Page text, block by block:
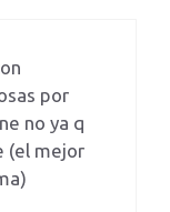
por
no ya q
(el mejor